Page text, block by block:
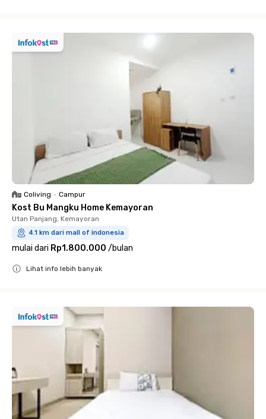
Coliving • Campur
Kost Bu Mangku Home Kemayoran
Utan Panjang, Kemayoran
4.1 km dari mall of indonesia
mulai dari Rp1.800.000 /bulan
Lihat info lebih banyak